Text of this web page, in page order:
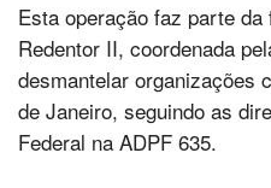
Esta operação faz parte
Redentor II, coordenada
desmantelar organizações
de Janeiro, seguindo as
Federal na ADPF 635.